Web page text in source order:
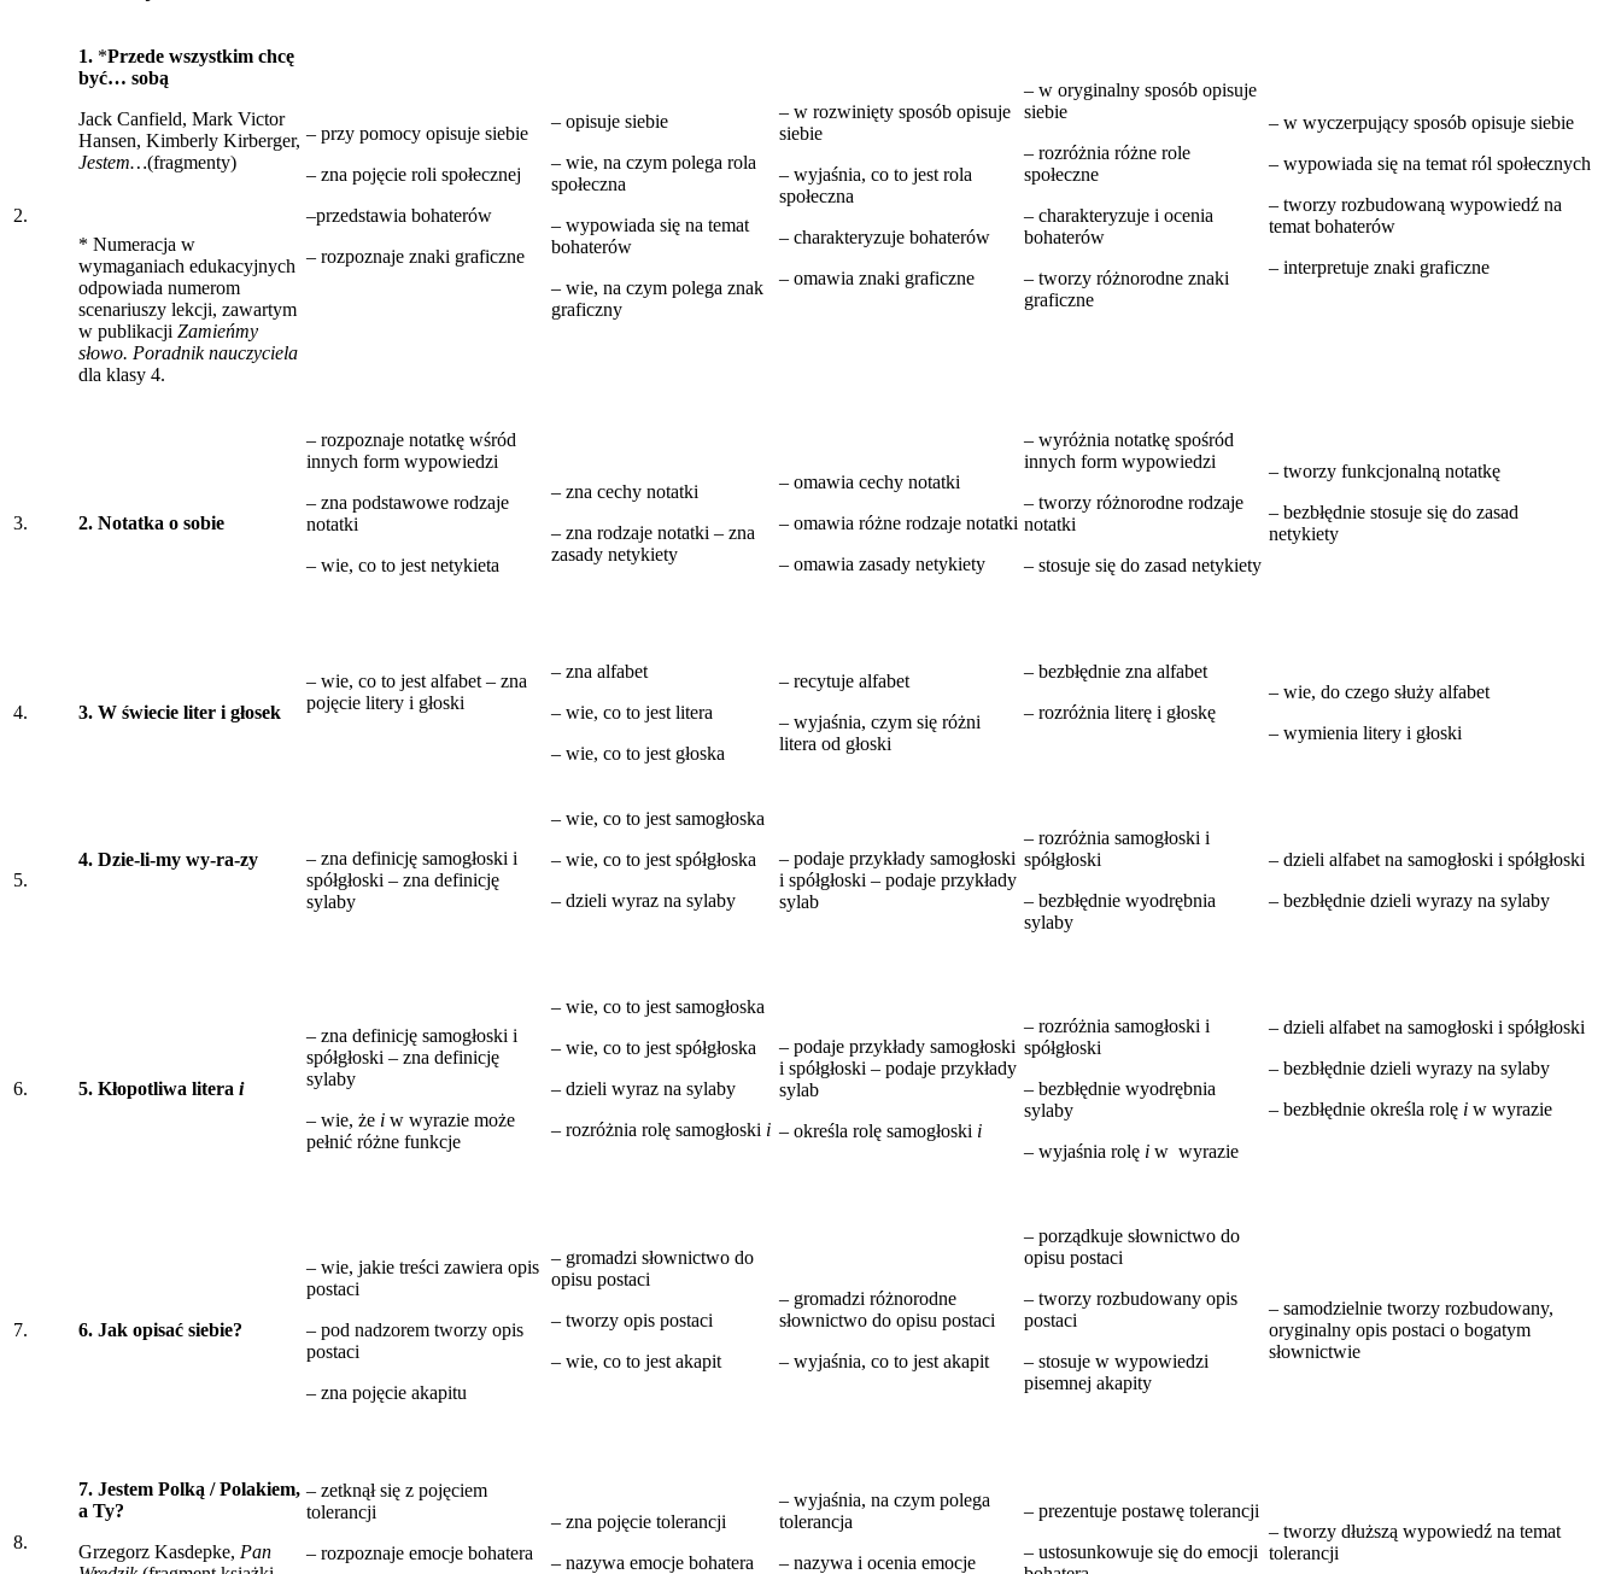
2.
1. *Przede wszystkim chcę
być… sobą
Jack Canfield, Mark Victor
Hansen, Kimberly Kirberger,
Jestem…(fragmenty)
* Numeracja w
wymaganiach edukacyjnych
odpowiada numerom
scenariuszy lekcji, zawartym
w publikacji Zamieńmy
słowo. Poradnik nauczyciela
dla klasy 4.
– przy pomocy opisuje siebie
– zna pojęcie roli społecznej
–przedstawia bohaterów
– rozpoznaje znaki graficzne
– opisuje siebie
– wie, na czym polega rola
społeczna
– wypowiada się na temat
bohaterów
– wie, na czym polega znak
graficzny
– w rozwinięty sposób opisuje
siebie
– wyjaśnia, co to jest rola
społeczna
– charakteryzuje bohaterów
– omawia znaki graficzne
– w oryginalny sposób opisuje
siebie
– rozróżnia różne role
społeczne
– charakteryzuje i ocenia
bohaterów
– tworzy różnorodne znaki
graficzne
– w wyczerpujący sposób opisuje siebie
– wypowiada się na temat ról społecznych
– tworzy rozbudowaną wypowiedź na
temat bohaterów
– interpretuje znaki graficzne
3. 2. Notatka o sobie
– rozpoznaje notatkę wśród
innych form wypowiedzi
– zna podstawowe rodzaje
notatki
– wie, co to jest netykieta
– zna cechy notatki
– zna rodzaje notatki – zna
zasady netykiety
– omawia cechy notatki
– omawia różne rodzaje notatki
– omawia zasady netykiety
– wyróżnia notatkę spośród
innych form wypowiedzi
– tworzy różnorodne rodzaje
notatki
– stosuje się do zasad netykiety
– tworzy funkcjonalną notatkę
– bezbłędnie stosuje się do zasad
netykiety
4. 3. W świecie liter i głosek
– wie, co to jest alfabet – zna
pojęcie litery i głoski
– zna alfabet
– wie, co to jest litera
– wie, co to jest głoska
– recytuje alfabet
– wyjaśnia, czym się różni
litera od głoski
– bezbłędnie zna alfabet
– rozróżnia literę i głoskę
– wie, do czego służy alfabet
– wymienia litery i głoski
5.
4. Dzie-li-my wy-ra-zy
– zna definicję samogłoski i
spółgłoski – zna definicję
sylaby
– wie, co to jest samogłoska
– wie, co to jest spółgłoska
– dzieli wyraz na sylaby
– podaje przykłady samogłoski
i spółgłoski – podaje przykłady
sylab
– rozróżnia samogłoski i
spółgłoski
– bezbłędnie wyodrębnia
sylaby
– dzieli alfabet na samogłoski i spółgłoski
– bezbłędnie dzieli wyrazy na sylaby
6. 5. Kłopotliwa litera i
– zna definicję samogłoski i
spółgłoski – zna definicję
sylaby
– wie, że i w wyrazie może
pełnić różne funkcje
– wie, co to jest samogłoska
– wie, co to jest spółgłoska
– dzieli wyraz na sylaby
– rozróżnia rolę samogłoski i
– podaje przykłady samogłoski
i spółgłoski – podaje przykłady
sylab
– określa rolę samogłoski i
– rozróżnia samogłoski i
spółgłoski
– bezbłędnie wyodrębnia
sylaby
– wyjaśnia rolę i w wyrazie
– dzieli alfabet na samogłoski i spółgłoski
– bezbłędnie dzieli wyrazy na sylaby
– bezbłędnie określa rolę i w wyrazie
7. 6. Jak opisać siebie?
– wie, jakie treści zawiera opis
postaci
– pod nadzorem tworzy opis
postaci
– zna pojęcie akapitu
– gromadzi słownictwo do
opisu postaci
– tworzy opis postaci
– wie, co to jest akapit
– gromadzi różnorodne
słownictwo do opisu postaci
– wyjaśnia, co to jest akapit
– porządkuje słownictwo do
opisu postaci
– tworzy rozbudowany opis
postaci
– stosuje w wypowiedzi
pisemnej akapity
– samodzielnie tworzy rozbudowany,
oryginalny opis postaci o bogatym
słownictwie
8.
7. Jestem Polką / Polakiem,
a Ty?
Grzegorz Kasdepke, Pan
– zetknął się z pojęciem
tolerancji
– rozpoznaje emocje bohatera
– zna pojęcie tolerancji
– nazywa emocje bohatera
– wyjaśnia, na czym polega
tolerancja
– nazywa i ocenia emocje
– prezentuje postawę tolerancji
– ustosunkowuje się do emocji
– tworzy dłuższą wypowiedź na temat
tolerancji